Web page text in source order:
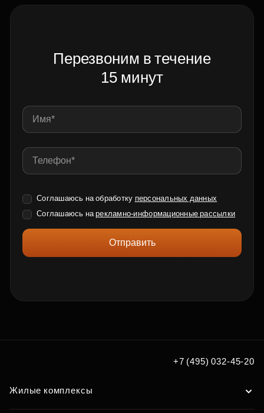
Перезвоним в течение
15 минут
Соглашаюсь на обработку персональных данных
Соглашаюсь нарекламно-информационные рассылки
Отправить
+7 (495) 032-45-20
Жилые комплексы